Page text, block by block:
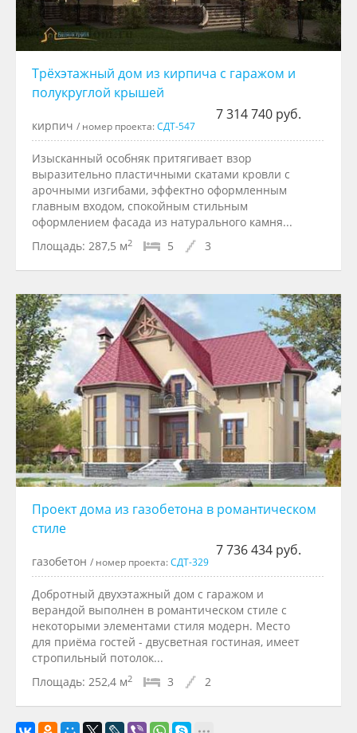
Трёхэтажный дом из кирпича с гаражом и
полукруглой крышей
7 314 740 руб.
кирпич / номер проекта:СДТ-547
Изысканный особняк притягивает взор
выразительно пластичными скатами кровли с
арочными изгибами, эффектно оформленным
главным входом, спокойным стильным
оформлением фасада из натурального камня...
Площадь: 287,5 м2 5 3
Проект дома из газобетона в романтическом
стиле
7 736 434 руб.
газобетон / номер проекта:СДТ-329
Добротный двухэтажный дом с гаражом и
верандой выполнен в романтическом стиле с
некоторыми элементами стиля модерн. Место
для приёма гостей - двусветная гостиная, имеет
стропильный потолок...
Площадь: 252,4 м2 3 2